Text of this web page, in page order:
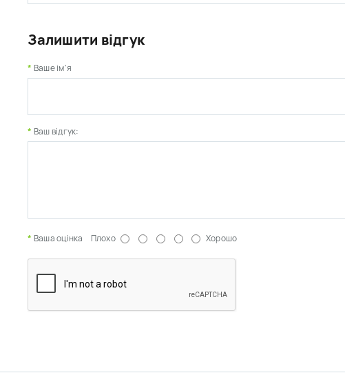
Залишити відгук
Ваше ім'я
Ваш відгук:
Ваша оцінка Плохо Хорошо